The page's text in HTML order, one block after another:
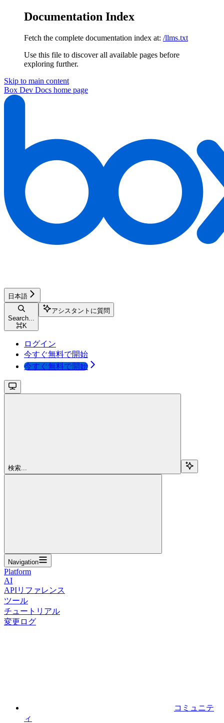
Documentation Index
Fetch the complete documentation index at: /llms.txt
Use this file to discover all available pages before
exploring further.
Skip to main content
Box Dev Docs home page
日本語
Search...
⌘K
アシスタントに質問
ログイン
今すぐ無料で開始
今すぐ無料で開始
検索...
Navigation
Platform
AI
APIリファレンス
ツール
チュートリアル
変更ログ
コミュニテ
ィ